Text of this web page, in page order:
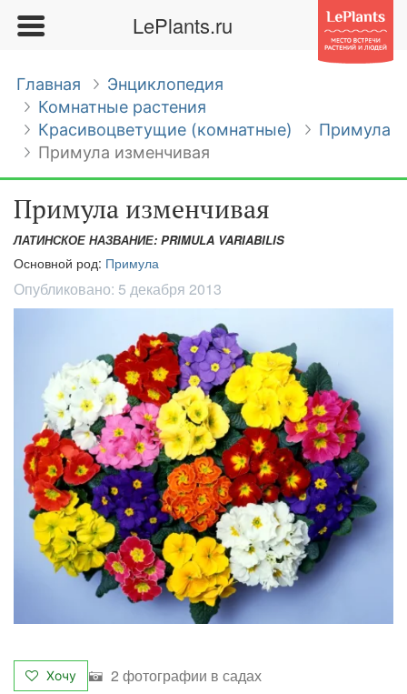
LePlants.ru
Главная
Энциклопедия
Комнатные растения
Красивоцветущие (комнатные)
Примула
Примула изменчивая
Примула изменчивая
ЛАТИНСКОЕ НАЗВАНИЕ: PRIMULA VARIABILIS
Основной род: Примула
Опубликовано: 5 декабря 2013
Хочу 2 фотографии в садах